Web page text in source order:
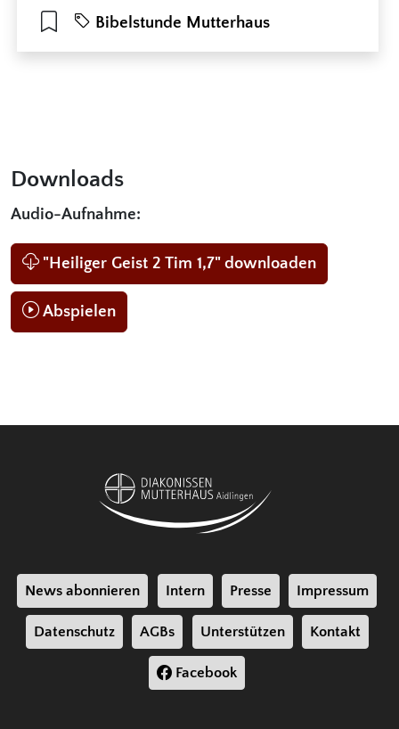
Bibelstunde Mutterhaus
Downloads
Audio-Aufnahme:
"Heiliger Geist 2 Tim 1,7" downloaden
Abspielen
News abonnieren Intern Presse Impressum
Datenschutz AGBs Unterstützen Kontakt
Facebook